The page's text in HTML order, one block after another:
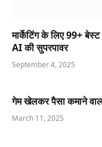
मार्केटिंग के लिए 99+
AI की सुपरपावर
September 4, 2025
गेम खेलकर पैसा कमाने
March 11, 2025